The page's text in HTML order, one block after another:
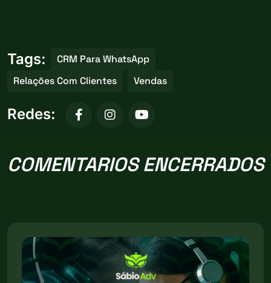
Tags:
CRM Para WhatsApp
Relações Com Clientes
Vendas
Redes:
COMENTARIOS ENCERRADOS